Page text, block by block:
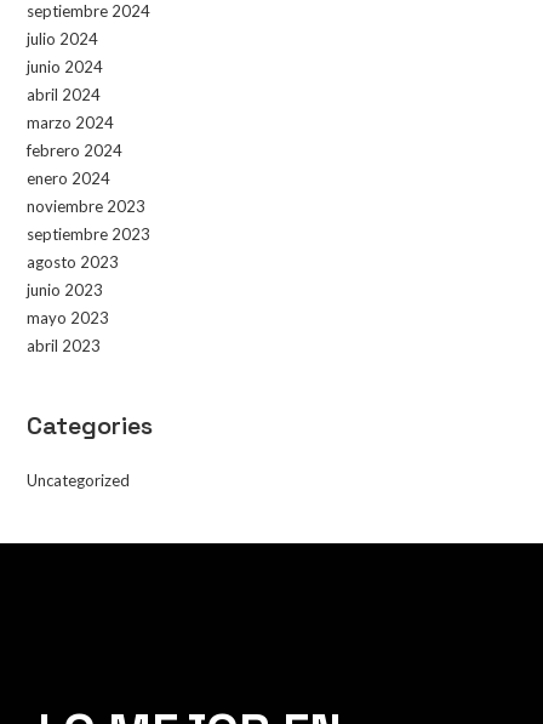
septiembre 2024
julio 2024
junio 2024
abril 2024
marzo 2024
febrero 2024
enero 2024
noviembre 2023
septiembre 2023
agosto 2023
junio 2023
mayo 2023
abril 2023
Categories
Uncategorized